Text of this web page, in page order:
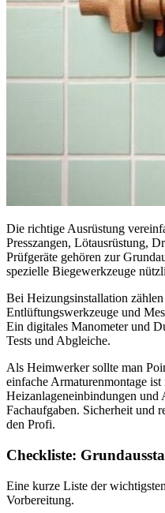
Die richtige Ausrüstung
Presszangen, Lötausrüstung,
Prüfgeräte gehören zur
spezielle Biegewerkzeuge
Bei Heizungsinstallation
Entlüftungswerkzeuge und
Ein digitales Manometer und
Tests und Abgleiche.
Als Heimwerker sollte man
einfache Armaturenmontage
Heizanlageneinbindungen und
Fachaufgaben. Sicherheit und
den Profi.
Checkliste:
Eine kurze Liste der
Vorbereitung.